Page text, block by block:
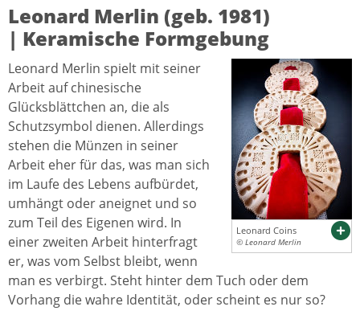
Leonard Merlin (geb. 1981)
| Keramische Formgebung
Leonard Coins
© Leonard Merlin
Leonard Merlin spielt mit seiner
Arbeit auf chinesische
Glücksblättchen an, die als
Schutzsymbol dienen. Allerdings
stehen die Münzen in seiner
Arbeit eher für das, was man sich
im Laufe des Lebens aufbürdet,
umhängt oder aneignet und so
zum Teil des Eigenen wird. In
einer zweiten Arbeit hinterfragt
er, was vom Selbst bleibt, wenn
man es verbirgt. Steht hinter dem Tuch oder dem
Vorhang die wahre Identität, oder scheint es nur so?